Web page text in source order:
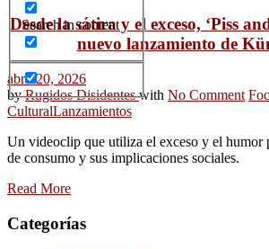
Search in content
Desde la sátira y el exceso, ‘Piss
nuevo lanzamiento de
abril 20, 2026
by Rugidos Disidenteswith No Comment
CulturalLanzamientos
Un videoclip que utiliza el exceso y el humor
de consumo y sus implicaciones sociales.
Read More
Categorías